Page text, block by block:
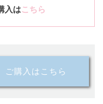
入はこちら
ご購入はこちら